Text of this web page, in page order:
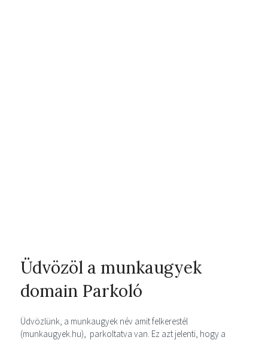
Üdvözöl a munkaugyek
domain Parkoló
Üdvözlünk, a munkaugyek név amit felkerestél
(munkaugyek.hu), parkoltatva van. Ez azt jelenti, hogy a